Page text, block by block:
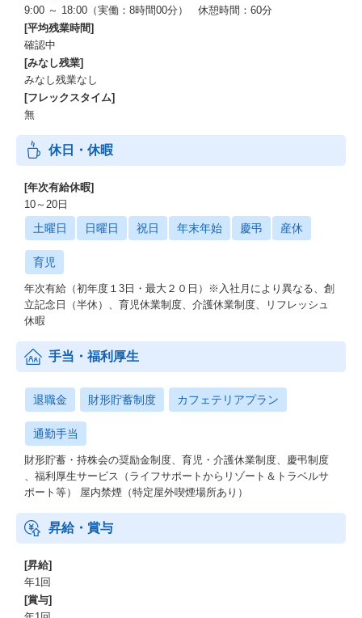
9:00 ～ 18:00（実働：8時間00分） 休憩時間：60分
[平均残業時間]
確認中
[みなし残業]
みなし残業なし
[フレックスタイム]
無
休日・休暇
[年次有給休暇]
10～20日
土曜日 日曜日 祝日 年末年始 慶弔 産休
育児
年次有給（初年度１3日・最大２０日）※入社月により異なる、創
立記念日（半休）、育児休業制度、介護休業制度、リフレッシュ
休暇
手当・福利厚生
退職金 財形貯蓄制度 カフェテリアプラン
通勤手当
財形貯蓄・持株会の奨励金制度、育児・介護休業制度、慶弔制度
、福利厚生サービス（ライフサポートからリゾート＆トラベルサ
ポート等） 屋内禁煙（特定屋外喫煙場所あり）
昇給・賞与
[昇給]
年1回
[賞与]